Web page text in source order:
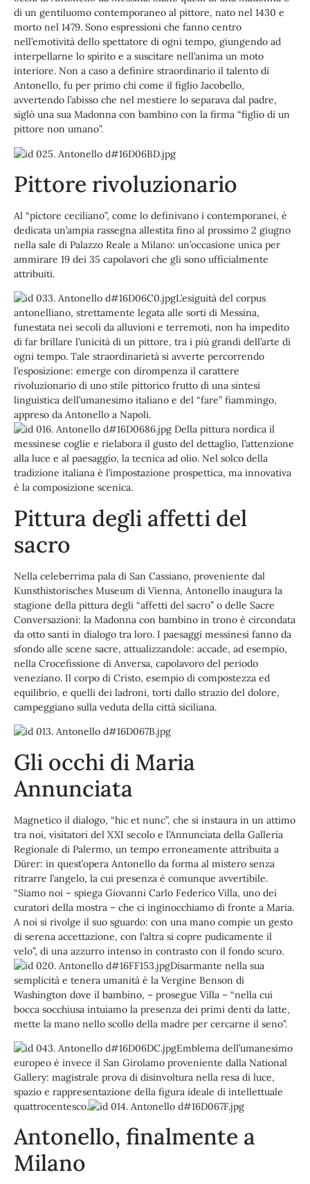
di un gentiluomo contemporaneo al pittore, nato nel 1430 e
morto nel 1479. Sono espressioni che fanno centro
nell’emotività dello spettatore di ogni tempo, giungendo ad
interpellarne lo spirito e a suscitare nell’anima un moto
interiore. Non a caso a definire straordinario il talento di
Antonello, fu per primo chi come il figlio Jacobello,
avvertendo l’abisso che nel mestiere lo separava dal padre,
siglò una sua Madonna con bambino con la firma “figlio di un
pittore non umano”.
Pittore rivoluzionario
Al “pictore ceciliano”, come lo definivano i contemporanei, è
dedicata un’ampia rassegna allestita fino al prossimo 2 giugno
nella sale di Palazzo Reale a Milano: un’occasione unica per
ammirare 19 dei 35 capolavori che gli sono ufficialmente
attribuiti.
L’esiguità del corpus
antonelliano, strettamente legata alle sorti di Messina,
funestata nei secoli da alluvioni e terremoti, non ha impedito
di far brillare l’unicità di un pittore, tra i più grandi dell’arte di
ogni tempo. Tale straordinarietà si avverte percorrendo
l’esposizione: emerge con dirompenza il carattere
rivoluzionario di uno stile pittorico frutto di una sintesi
linguistica dell’umanesimo italiano e del “fare” fiammingo,
appreso da Antonello a Napoli.
Della pittura nordica il
messinese coglie e rielabora il gusto del dettaglio, l’attenzione
alla luce e al paesaggio, la tecnica ad olio. Nel solco della
tradizione italiana è l’impostazione prospettica, ma innovativa
è la composizione scenica.
Pittura degli affetti del
sacro
Nella celeberrima pala di San Cassiano, proveniente dal
Kunsthistorisches Museum di Vienna, Antonello inaugura la
stagione della pittura degli “affetti del sacro” o delle Sacre
Conversazioni: la Madonna con bambino in trono è circondata
da otto santi in dialogo tra loro. I paesaggi messinesi fanno da
sfondo alle scene sacre, attualizzandole: accade, ad esempio,
nella Crocefissione di Anversa, capolavoro del periodo
veneziano. Il corpo di Cristo, esempio di compostezza ed
equilibrio, e quelli dei ladroni, torti dallo strazio del dolore,
campeggiano sulla veduta della città siciliana.
Gli occhi di Maria
Annunciata
Magnetico il dialogo, “hic et nunc”, che si instaura in un attimo
tra noi, visitatori del XXI secolo e l’Annunciata della Galleria
Regionale di Palermo, un tempo erroneamente attribuita a
Dürer: in quest’opera Antonello da forma al mistero senza
ritrarre l’angelo, la cui presenza è comunque avvertibile.
“Siamo noi – spiega Giovanni Carlo Federico Villa, uno dei
curatori della mostra – che ci inginocchiamo di fronte a Maria.
A noi si rivolge il suo sguardo: con una mano compie un gesto
di serena accettazione, con l’altra si copre pudicamente il
velo”, di una azzurro intenso in contrasto con il fondo scuro.
Disarmante nella sua
semplicità e tenera umanità è la Vergine Benson di
Washington dove il bambino, – prosegue Villa – “nella cui
bocca socchiusa intuiamo la presenza dei primi denti da latte,
mette la mano nello scollo della madre per cercarne il seno”.
Emblema dell’umanesimo
europeo è invece il San Girolamo proveniente dalla National
Gallery: magistrale prova di disinvoltura nella resa di luce,
spazio e rappresentazione della figura ideale di intellettuale
quattrocentesco.
Antonello, finalmente a
Milano